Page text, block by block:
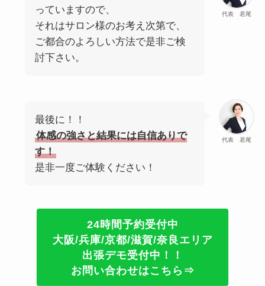
代表 若尾
っていますので、
それはサロン様のお考え次第で、
ご都合のよろしい方法で是非ご検
討下さい。
代表 若尾
最後に！！
体感の強さと結果には自信ありで
す！
是非一度ご体験ください！
24時間予約受付中
大阪/兵庫/京都/滋賀/奈良エリア
出張デモ受付中！！
お問い合わせはこちら⇒